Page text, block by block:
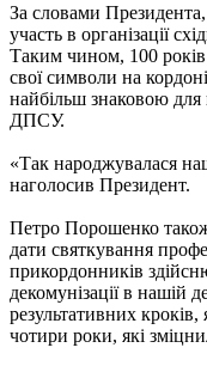
За словами
участь в організації
Таким чином, 100 років
свої символи на
найбільш знаковою для
ДПСУ.
«Так народжувалася
наголосив Президент.
Петро Порошенко
дати святкування
прикордонників
декомунізації в нашій
результативних кроків,
чотири роки, які